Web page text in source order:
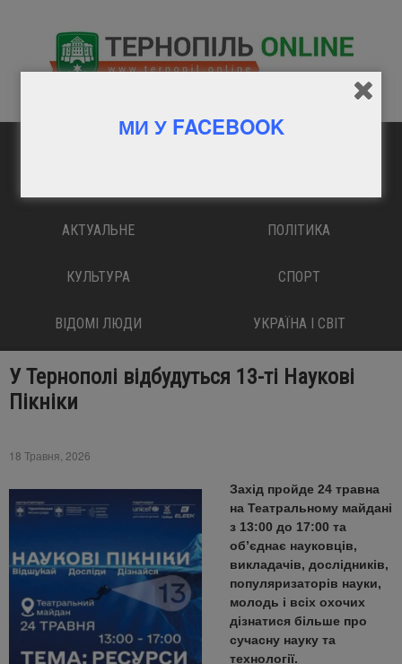
АКТУАЛЬНЕ ПОЛІТИКА
КУЛЬТУРА СПОРТ
ВІДОМІ ЛЮДИ УКРАЇНА І СВІТ
У Тернополі відбудуться 13-ті Наукові
Пікніки
18 Травня, 2026
Захід пройде 24 травна
на Театральному майдані
з 13:00 до 17:00 та
об’єднає науковців,
викладачів, дослідників,
популяризаторів науки,
молодь і всіх охочих
дізнатися більше про
сучасну науку та
технології.
МИ У FACEBOOK